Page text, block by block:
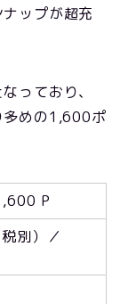
ップが超充
っており、
多めの1,600ポ
P
別）／